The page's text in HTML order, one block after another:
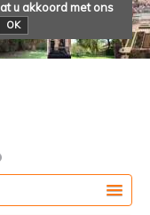
u akkoord met ons
OK